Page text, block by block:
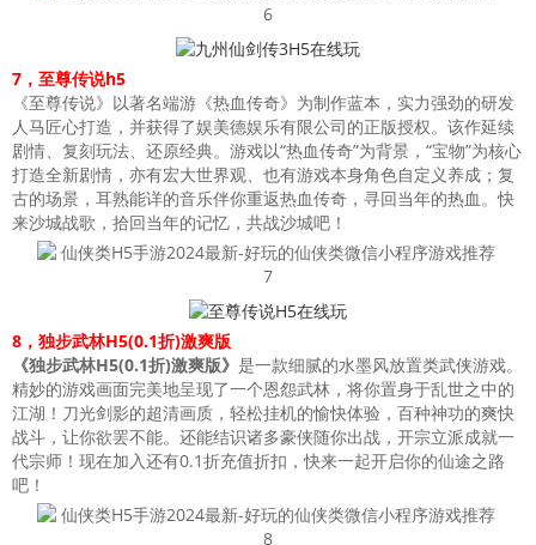
7，至尊传说h5
《至尊传说》以著名端游《热血传奇》为制作蓝本，实力强劲的研发
人马匠心打造，并获得了娱美德娱乐有限公司的正版授权。该作延续
剧情、复刻玩法、还原经典。游戏以“热血传奇”为背景，“宝物”为核心
打造全新剧情，亦有宏大世界观、也有游戏本身角色自定义养成；复
古的场景，耳熟能详的音乐伴你重返热血传奇，寻回当年的热血。快
来沙城战歌，拾回当年的记忆，共战沙城吧！
8，独步武林H5(0.1折)激爽版
《独步武林H5(0.1折)激爽版》 是一款细腻的水墨风放置类武侠游戏。
精妙的游戏画面完美地呈现了一个恩怨武林，将你置身于乱世之中的
江湖！刀光剑影的超清画质，轻松挂机的愉快体验，百种神功的爽快
战斗，让你欲罢不能。还能结识诸多豪侠随你出战，开宗立派成就一
代宗师！现在加入还有0.1折充值折扣，快来一起开启你的仙途之路
吧！